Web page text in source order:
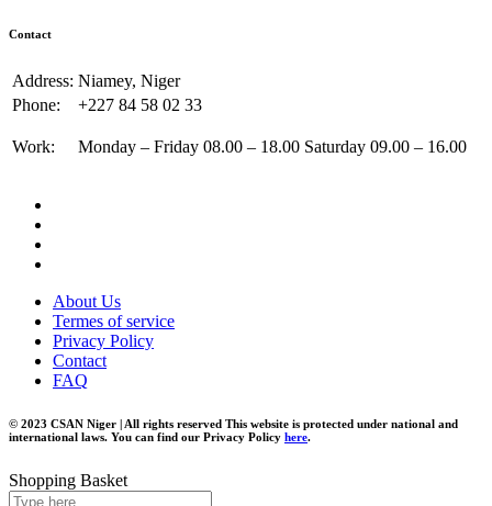
Contact
Address: Niamey, Niger
Phone:
+227 84 58 02 33
Work: Monday – Friday 08.00 – 18.00 Saturday 09.00 – 16.00
About Us
Termes of service
Privacy Policy
Contact
FAQ
© 2023 CSAN Niger | All rights reserved This website is protected under national and
international laws. You can find our Privacy Policy here.
Shopping Basket